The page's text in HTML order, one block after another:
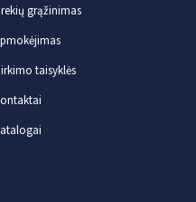
grąžinimas
taisyklės